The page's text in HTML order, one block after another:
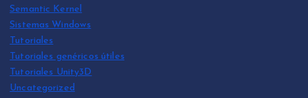
Semantic Kernel
Sistemas Windows
Tutoriales
Tutoriales genéricos útiles
Tutoriales Unity3D
Uncategorized